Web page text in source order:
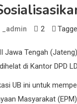
_admin 2
Jawa Tengah
di Kantor DPD
UB ini untuk
Masyarakat